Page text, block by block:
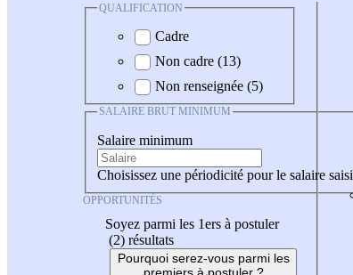
QUALIFICATION
Cadre
Non cadre (13)
Non renseignée (5)
SALAIRE BRUT MINIMUM
Salaire minimum
Choisissez une périodicité pour le salaire saisi
OPPORTUNITÉS
Soyez parmi les 1ers à postuler
(2) résultats
Pourquoi serez-vous parmi les